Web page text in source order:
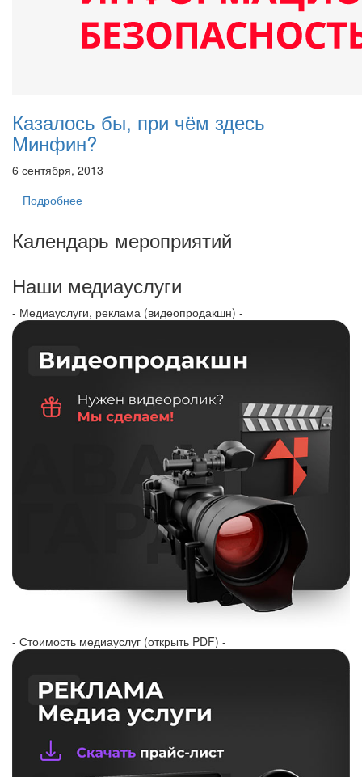
Казалось бы, при чём здесь
Минфин?
6 сентября, 2013
Подробнее
Календарь мероприятий
Наши медиауслуги
- Медиауслуги, реклама (видеопродакшн) -
- Стоимость медиауслуг (открыть PDF) -